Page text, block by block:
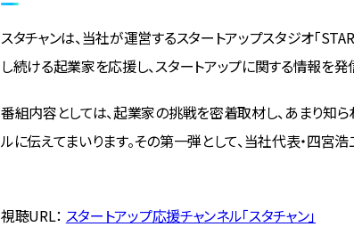
スタチャンは、当社が運営するスタートアップスタジオ「
し続ける起業家を応援し、スタートアップに関する情報を発
番組内容としては、起業家の挑戦を密着取材し、あまり知
ルに伝えてまいります。その第一弾として、当社代表・四宮
視聴URL： スタートアップ応援チャンネル「スタチャン」